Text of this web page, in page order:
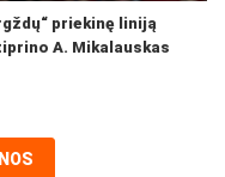
priekinę liniją
A. Mikalauskas